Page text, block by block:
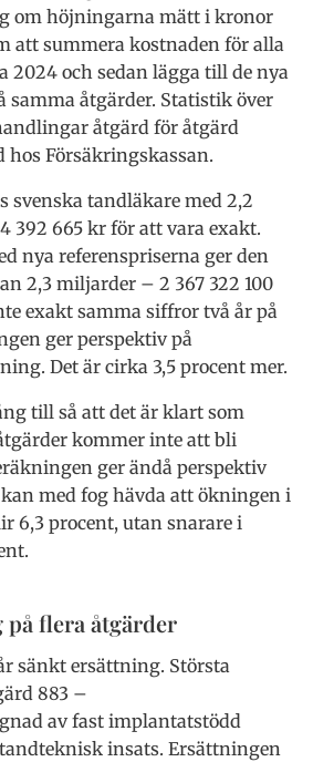
om höjningarna mätt i kronor
att summera kostnaden för alla
2024 och sedan lägga till de nya
samma åtgärder. Statistik över
åtgärd för åtgärd
hos Försäkringskassan.
svenska tandläkare med 2,2
392 665 kr för att vara exakt.
nya referenspriserna ger den
2,3 miljarder – 2 367 322 100
exakt samma siffror två år på
ger perspektiv på
Det är cirka 3,5 procent mer.
till så att det är klart som
kommer inte att bli
ger ändå perspektiv
med fog hävda att ökningen i
6,3 procent, utan snarare i
på flera åtgärder
sänkt ersättning. Största
883 –
av fast implantatstödd
insats. Ersättningen